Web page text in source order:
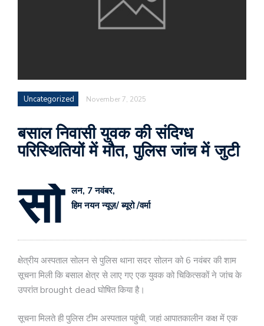
Uncategorized November 7, 2025
बसाल निवासी युवक की संदिग्ध
परिस्थितियों में मौत, पुलिस जांच में जुटी
सो
लन, 7 नवंबर,
हिम नयन न्यूज़/ ब्यूरो /वर्मा
क्षेत्रीय अस्पताल सोलन से पुलिस थाना सदर सोलन को 6 नवंबर की शाम
सूचना मिली कि बसाल क्षेत्र से लाए गए एक युवक को चिकित्सकों ने जांच के
उपरांत brought dead घोषित किया है।
सूचना मिलते ही पुलिस टीम अस्पताल पहुंची, जहां आपातकालीन कक्ष में एक